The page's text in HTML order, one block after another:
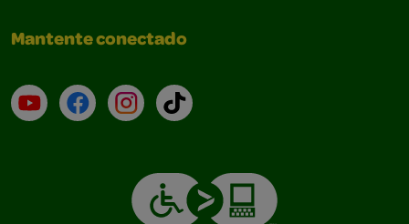
Mantente conectado
YouTube (en inglés)
Facebook (en inglés)
Instagram (en inglés)
TikTok